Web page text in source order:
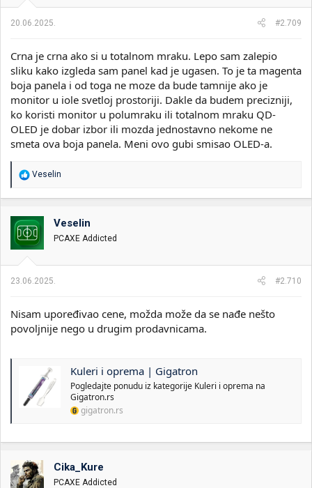
:
20.06.2025. #2.709
Crna je crna ako si u totalnom mraku. Lepo sam zalepio
sliku kako izgleda sam panel kad je ugasen. To je ta magenta
boja panela i od toga ne moze da bude tamnije ako je
monitor u iole svetloj prostoriji. Dakle da budem precizniji,
ko koristi monitor u polumraku ili totalnom mraku QD-
OLED je dobar izbor ili mozda jednostavno nekome ne
smeta ova boja panela. Meni ovo gubi smisao OLED-a.
R
a
o
v
a
n
:
Veselin
Veselin
PCAXE Addicted
23.06.2025. #2.710
Nisam upoređivao cene, možda može da se nađe nešto
povoljnije nego u drugim prodavnicama.
Kuleri i oprema | Gigatron
Pogledajte ponudu iz kategorije Kuleri i oprema na
Gigatron.rs
gigatron.rs
Cika_Kure
PCAXE Addicted